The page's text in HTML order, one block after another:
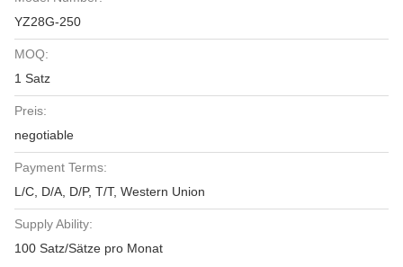
YZ28G-250
MOQ:
1 Satz
Preis:
negotiable
Payment Terms:
L/C, D/A, D/P, T/T, Western Union
Supply Ability:
100 Satz/Sätze pro Monat